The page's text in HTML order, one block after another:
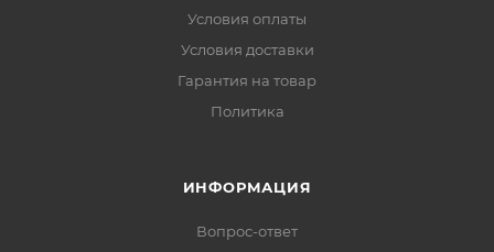
Условия оплаты
Условия доставки
Гарантия на товар
Политика
ИНФОРМАЦИЯ
Вопрос-ответ